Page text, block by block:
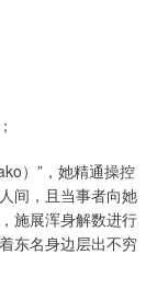
）”，她精通操控
间，且当事者向她
施展浑身解数进行
东名身边层出不穷